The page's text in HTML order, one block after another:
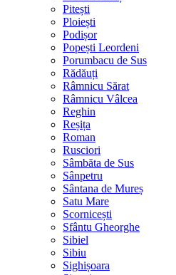
Pitești
Ploiești
Podișor
Popești Leordeni
Porumbacu de Sus
Rădăuți
Râmnicu Sărat
Râmnicu Vâlcea
Reghin
Reșița
Roman
Rusciori
Sâmbăta de Sus
Sânpetru
Sântana de Mureș
Satu Mare
Scornicești
Sfântu Gheorghe
Sibiel
Sibiu
Sighișoara